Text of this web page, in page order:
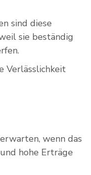
sind diese
sie beständig
Verlässlichkeit
wenn das
hohe Erträge